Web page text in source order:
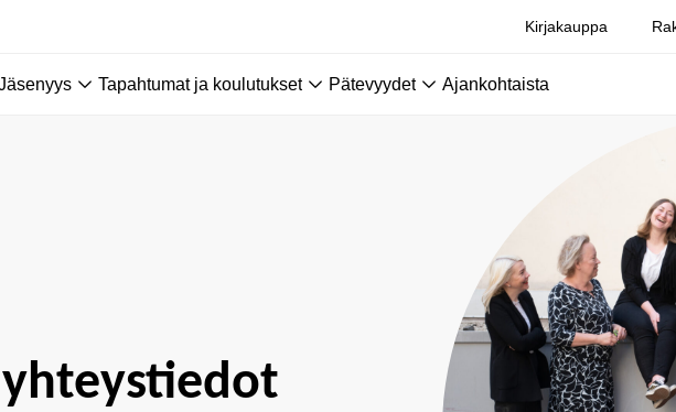
Kirjakauppa
Tapahtumat ja koulutukset Pätevyydet Ajankohtaista